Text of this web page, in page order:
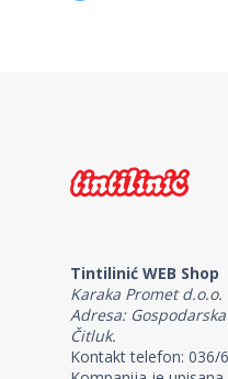
Tintilinić WEB Shop
Karaka Promet d.o.o.
Adresa:
Čitluk.
Kontakt telefon: 036/